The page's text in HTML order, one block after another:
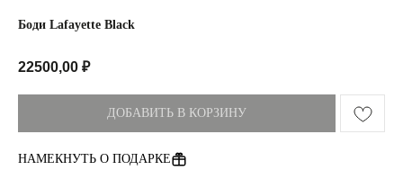
Боди Lafayette Black
22500,00 ₽
ДОБАВИТЬ В КОРЗИНУ
НАМЕКНУТЬ О ПОДАРКЕ